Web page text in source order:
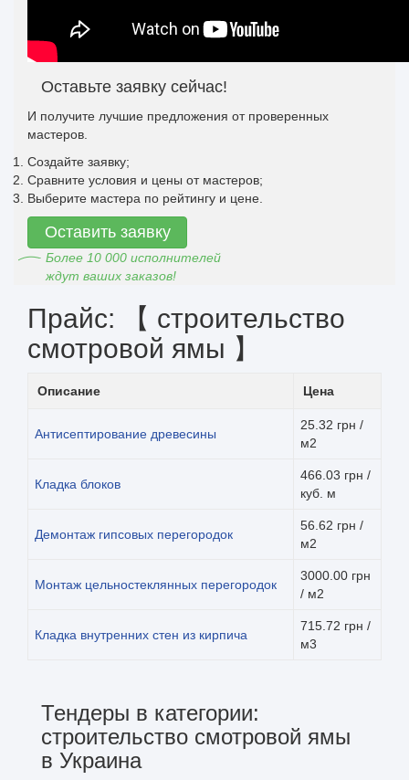
Оставьте заявку сейчас!
И получите лучшие предложения от проверенных
мастеров.
Создайте заявку;
Сравните условия и цены от мастеров;
Выберите мастера по рейтингу и цене.
Оставить заявку
Более 10 000 исполнителей
ждут ваших заказов!
Прайс: 【 строительство
смотровой ямы 】
Описание Цена
Антисептирование древесины
25.32 грн /
м2
Кладка блоков
466.03 грн /
куб. м
Демонтаж гипсовых перегородок
56.62 грн /
м2
Монтаж цельностеклянных перегородок
3000.00 грн
/ м2
Кладка внутренних стен из кирпича
715.72 грн /
м3
Тендеры в категории:
строительство смотровой ямы
в Украина